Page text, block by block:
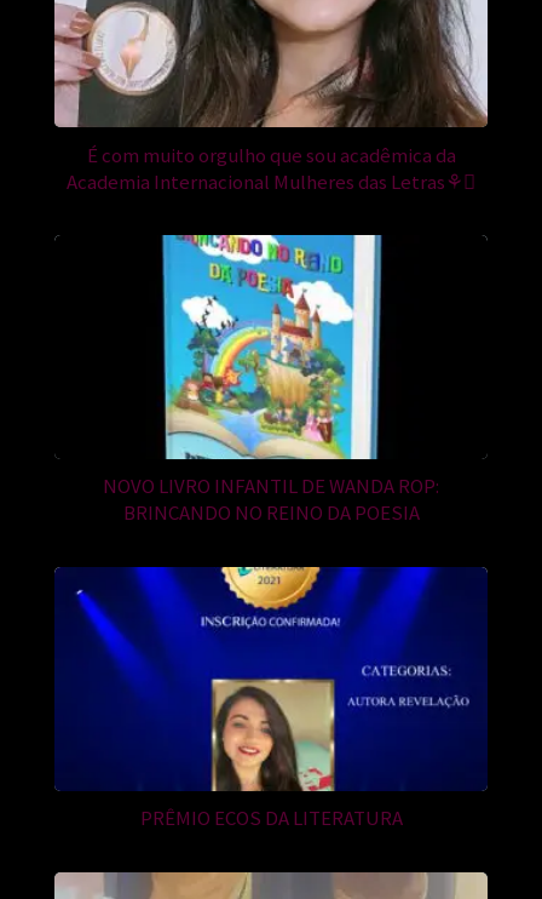
É com muito orgulho que sou acadêmica da
Academia Internacional Mulheres das Letras⚘
NOVO LIVRO INFANTIL DE WANDA ROP:
BRINCANDO NO REINO DA POESIA
PRÊMIO ECOS DA LITERATURA